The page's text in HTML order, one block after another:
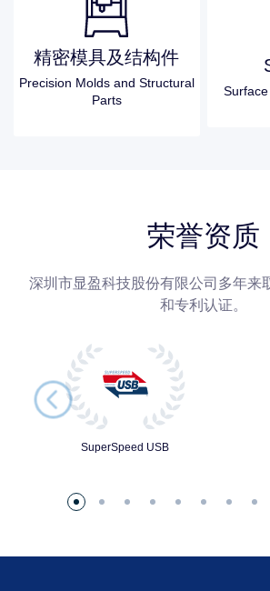
精密模具及结构件
Precision Molds and Structural
Parts
荣誉资质
深圳市显盈科技股份有限公司多年来
和专利认证。
SuperSpeed USB